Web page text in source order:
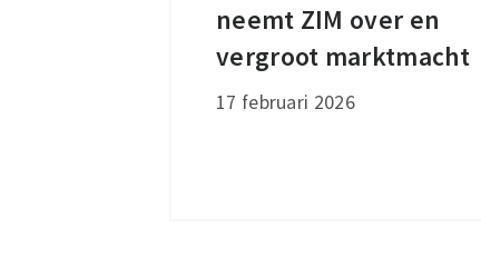
neemt ZIM over en
vergroot marktmacht
17 februari 2026
Hapag-
Lloyd